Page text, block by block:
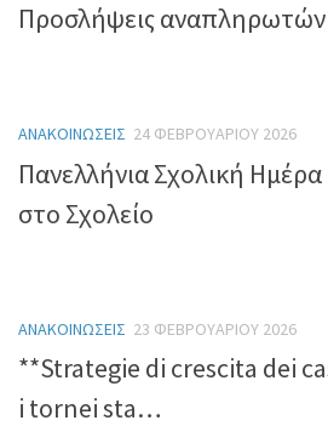
Προσλήψεις αναπληρωτών
ΑΝΑΚΟΙΝΏΣΕΙΣ 24 ΦΕΒΡΟΥΑΡΊΟΥ 2026
Πανελλήνια Σχολική
στο Σχολείο
ΑΝΑΚΟΙΝΏΣΕΙΣ 23 ΦΕΒΡΟΥΑΡΊΟΥ 2026
**Strategie di crescita dei
i tornei sta…